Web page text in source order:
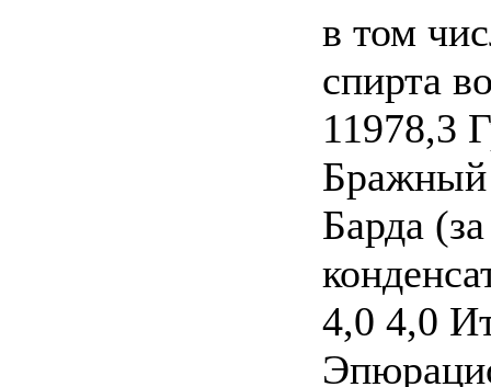
в том
спирта
11978,3
Бражный
Барда
4,0 4,0